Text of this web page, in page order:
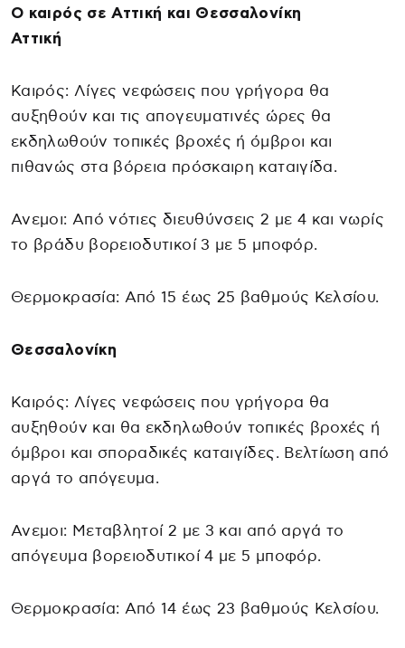
Ο καιρός σε Αττική και Θεσσαλονίκη
Αττική
Καιρός: Λίγες νεφώσεις που γρήγορα θα
αυξηθούν και τις απογευματινές ώρες θα
εκδηλωθούν τοπικές βροχές ή όμβροι και
πιθανώς στα βόρεια πρόσκαιρη καταιγίδα.
Ανεμοι: Από νότιες διευθύνσεις 2 με 4 και νωρίς
το βράδυ βορειοδυτικοί 3 με 5 μποφόρ.
Θερμοκρασία: Από 15 έως 25 βαθμούς Κελσίου.
Θεσσαλονίκη
Καιρός: Λίγες νεφώσεις που γρήγορα θα
αυξηθούν και θα εκδηλωθούν τοπικές βροχές ή
όμβροι και σποραδικές καταιγίδες. Βελτίωση από
αργά το απόγευμα.
Ανεμοι: Μεταβλητοί 2 με 3 και από αργά το
απόγευμα βορειοδυτικοί 4 με 5 μποφόρ.
Θερμοκρασία: Από 14 έως 23 βαθμούς Κελσίου.